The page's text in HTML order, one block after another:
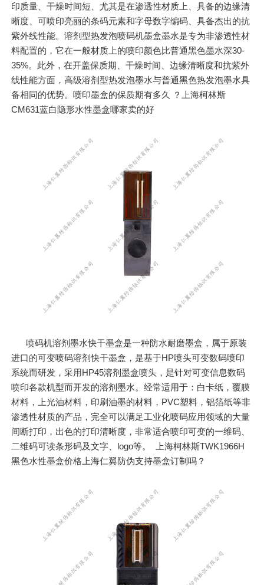
印质量、干燥时间短、尤其是在渗透性材质上、具备的边缘清
晰度、可喷印亮丽的条码元素和字母数字编码、具备杰出的抗
紫外线性能。溶剂型热发泡喷码机墨盒墨水是专为非渗透性材
料配置的，它在一般材质上的喷印颜色比普通黑色墨水深30-
35%。此外，在开盖保质期、干燥时间、边缘清晰度和抗紫外
线性能方面，高级溶剂型热发泡墨水与普通黑色热发泡墨水具
备相同的优势。喷印墨盒的保质期有多久 ？上海柯林斯
CM631蓝白隐形水性墨盒哪家卖的好
喷码机溶剂墨水快干墨盒是一种防水耐磨墨盒，属于原装
进口的可变喷码溶剂快干墨盒，是基于HP喷头可变数码喷印
系统而研发，采用HP45溶剂墨盒喷头，是针对可变信息数码
喷印各款机型而开发的溶剂墨水。经常适用于：白卡纸，覆膜
材料，上光油材料，印刷油墨的材料，PVC塑料，铝箔纸等非
渗透性材质的产品，完全可以满足工业化喷码应用领域的大量
间断打印，出色的打印清晰度，非常适合喷印可变的一维码、
二维码可读条形码及文字、logo等。 上海柯林斯TWK1966H
黑色水性墨盒价格上海仁翼防伪支持墨盒订制吗？